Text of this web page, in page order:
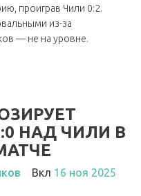
проиграв Чили 0:2.
из-за
— не на уровне.
НАД ЧИЛИ В
Вкл 16 ноя 2025